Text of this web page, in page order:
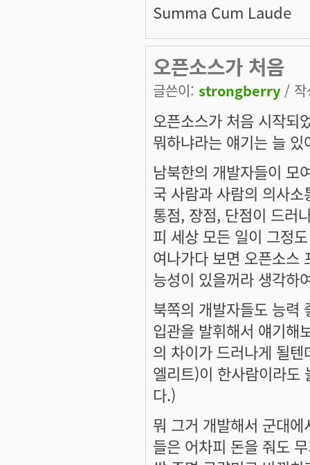
Summa Cum Laude
오픈소스가 처음
글쓴이: strongberry /
오픈소스가 처음 시작되
뭐하냐라는 얘기는 늘
남북한의 개발자들이 모
국 사람과 사람의 의사
통점, 장점, 단점이 드러
피 세상 모든 일이 그정
여나가다 보면 오픈소스
능성이 있을꺼라 생각하
북쪽의 개발자들도 능력
입관을 발휘해서 얘기해
의 차이가 드러나게 될
엘리트)이 한사람이라도
다.)
뭐 그거 개발해서 군대
들은 어차피 돈을 줘도